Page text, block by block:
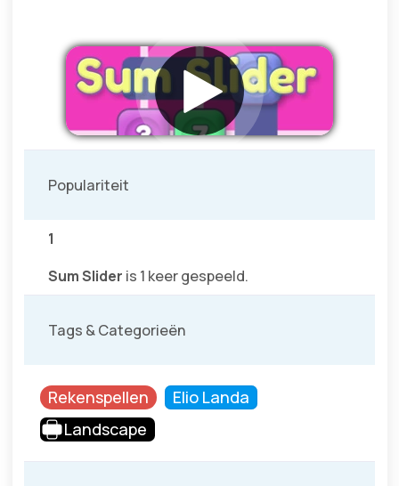
Populariteit
1
Sum Slider is 1 keer gespeeld.
Tags & Categorieën
Rekenspellen
Elio Landa
Landscape